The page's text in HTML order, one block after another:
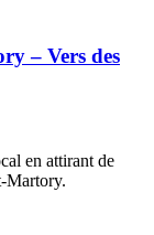
– Vers des
en attirant de
Martory.